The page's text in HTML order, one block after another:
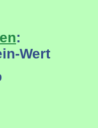
:
Wert